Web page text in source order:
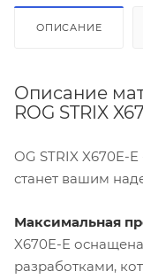
ОПИСАНИЕ
Описание
ROG STRIX
OG STRIX X670E-
станет вашим
Максимальная
X670E-E
разработками,